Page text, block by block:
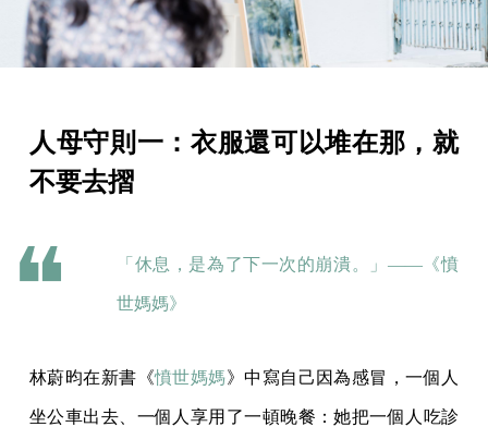
人母守則一：衣服還可以堆在那，就
不要去摺
「休息，是為了下一次的崩潰。」——《憤
世媽媽》
林蔚昀在新書《憤世媽媽》中寫自己因為感冒，一個人
坐公車出去、一個人享用了一頓晚餐：她把一個人吃診